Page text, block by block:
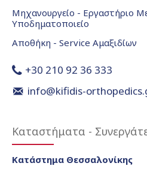
Μηχανουργείο - Εργαστήριο
Υποδηματοποιείο
Αποθήκη - Service Αμαξιδίων
+30 210 92 36 333
info@kifidis-
Καταστήματα -
Κατάστημα Θεσσαλονίκης